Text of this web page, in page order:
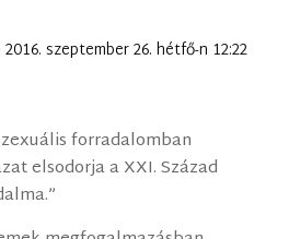
2016. szeptember 26. hétfő-n 12:22
forradalomban
elsodorja a XXI. Század